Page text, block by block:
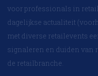
voor professionals in
dagelijkse actualiteit
met diverse retailevents
signaleren en duiden van
de retailbranche.